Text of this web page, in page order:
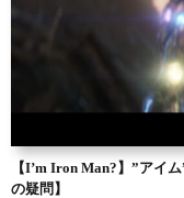
【I’m Iron Man?】”アイ
の疑問】